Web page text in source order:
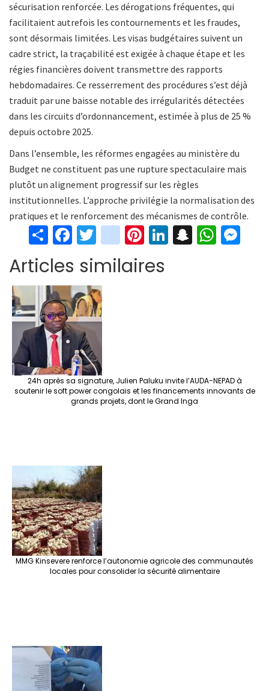
sécurisation renforcée. Les dérogations fréquentes, qui
facilitaient autrefois les contournements et les fraudes,
sont désormais limitées. Les visas budgétaires suivent un
cadre strict, la traçabilité est exigée à chaque étape et les
régies financières doivent transmettre des rapports
hebdomadaires. Ce resserrement des procédures s’est déjà
traduit par une baisse notable des irrégularités détectées
dans les circuits d’ordonnancement, estimée à plus de 25 %
depuis octobre 2025.
Dans l’ensemble, les réformes engagées au ministère du
Budget ne constituent pas une rupture spectaculaire mais
plutôt un alignement progressif sur les règles
institutionnelles. L’approche privilégie la normalisation des
pratiques et le renforcement des mécanismes de contrôle.
S
h
ar
e
Fa
ce
b
o
o
k
T
wi
tt
er
in
st
ag
Pi
er
Li S W
Articles similaires
24h après sa signature, Julien Paluku invite l’AUDA-NEPAD à
soutenir le soft power congolais et les financements innovants de
grands projets, dont le Grand Inga
MMG Kinsevere renforce l’autonomie agricole des communautés
locales pour consolider la sécurité alimentaire